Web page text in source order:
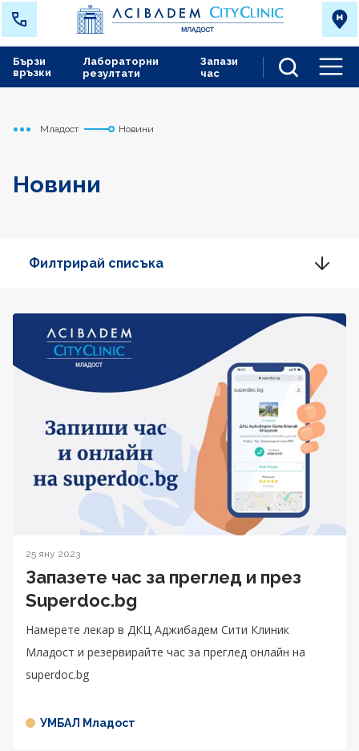
Лабораторни
резултати
Запази
час
Бързи
връзки
Начало
Младост Новини
Новини
Филтрирай списъка
25 яну 2023
Запазете час за преглед и през
Superdoc.bg
Намерете лекар в ДКЦ Aджибадем Сити Клиник
Младост и резервирайте час за преглед онлайн на
superdoc.bg
УМБАЛ Младост